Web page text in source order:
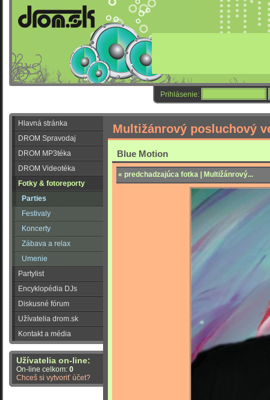
Prihlásenie:
Hlavná stránka
DROM Spravodaj
DROM MP3téka
DROM Videotéka
Fotky & fotoreporty
Parties
Festivaly
Koncerty
Zábava a relax
Umenie
Partylist
Encyklopédia DJs
Diskusné fórum
Užívatelia drom.sk
Kontakt a média
Užívatelia on-line:
On-line celkom: 0
Chceš si vytvoriť účet?
Multižánrový posluchový
Blue Motion
« predchadzajúca fotka | Multižánrový...